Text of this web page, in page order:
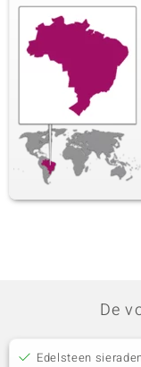
De
Edelsteen